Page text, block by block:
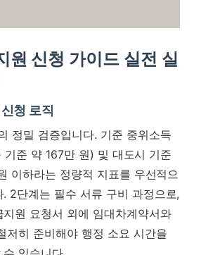
원 신청 가이드 실전 실
청 로직
정밀 검증입니다. 기준 중위소득
기준 약 167만 원) 및 대도시 기준
이하라는 정량적 지표를 우선적으
. 2단계는 필수 서류 구비 과정으로,
원 요청서 외에 임대차계약서와
저히 준비해야 행정 소요 시간을